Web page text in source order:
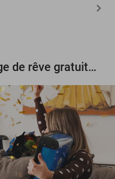
Tentez de gagner un voyage de rêve gratuit d'une valeur de 3.000 € !